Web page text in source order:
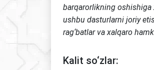
barqarorlikning oshishiga
ushbu dasturlarni joriy
rag‘batlar va xalqaro
Kalit so‘zlar: